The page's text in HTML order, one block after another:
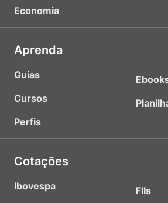
Economia
Aprenda
Guias
Cursos
Perfis
Cotações
Ibovespa
FIIs